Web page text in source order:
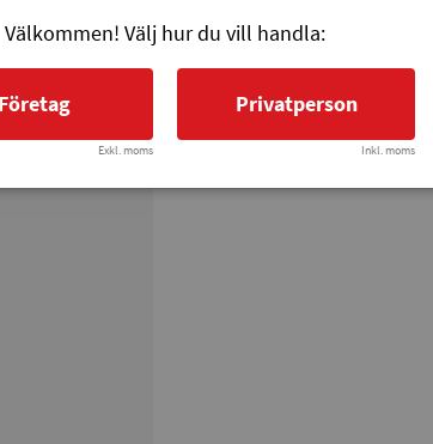
Artikelnr: 11130
Välkommen! Välj hur du vill handla:
Företag
Exkl. moms
Privatperson
Inkl. moms